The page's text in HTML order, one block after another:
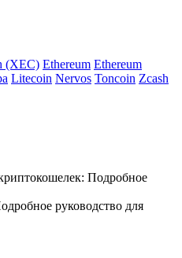
(XEC) Ethereum Ethereum
Litecoin Nervos Toncoin Zcash
Подробное